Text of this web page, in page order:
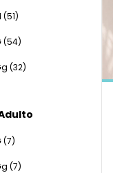
(51)
(54)
(32)
(7)
(7)